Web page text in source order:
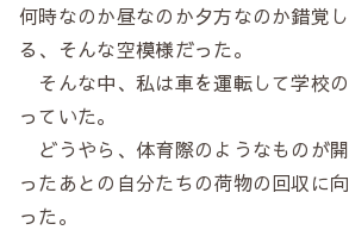
何時なのか昼なのか夕方なのか錯覚
る、そんな空模様だった。
そんな中、私は車を運転して学校
っていた。
どうやら、体育際のようなものが
ったあとの自分たちの荷物の回収に
った。